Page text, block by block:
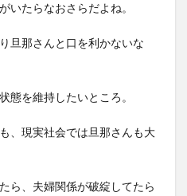
いたらなおさらだよね。
旦那さんと口を利かないな
態を維持したいところ。
、現実社会では旦那さんも大
ら、夫婦関係が破綻してたら